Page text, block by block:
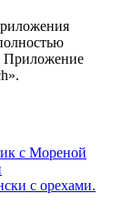
Приложение
с Мореной
с орехами.